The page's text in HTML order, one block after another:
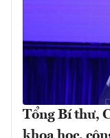
Tổng Bí thư,